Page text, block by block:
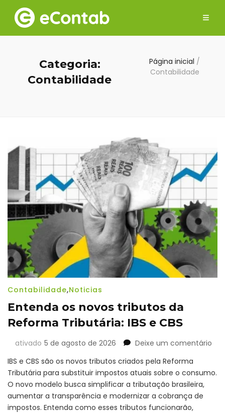
e-Contab
Bem-vindo ao blog e-Contab
Categoria:
Contabilidade
Página inicial /
Contabilidade
Contabilidade,Noticias
Entenda os novos tributos da
Reforma Tributária: IBS e CBS
ativado 5 de agosto de 2026 Deixe um comentário
IBS e CBS são os novos tributos criados pela Reforma
Tributária para substituir impostos atuais sobre o consumo.
O novo modelo busca simplificar a tributação brasileira,
aumentar a transparência e modernizar a cobrança de
impostos. Entenda como esses tributos funcionarão,